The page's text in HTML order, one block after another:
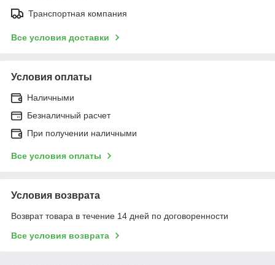
Транспортная компания
Все условия доставки
Условия оплаты
Наличными
Безналичный расчет
При получении наличными
Все условия оплаты
Условия возврата
Возврат товара в течение 14 дней по договоренности
Все условия возврата